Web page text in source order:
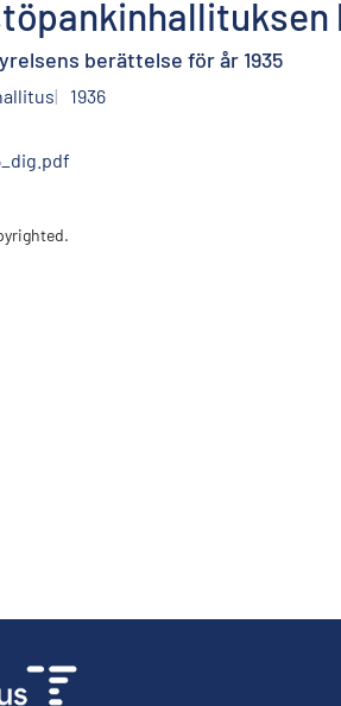
berättelse för år 1935
1936